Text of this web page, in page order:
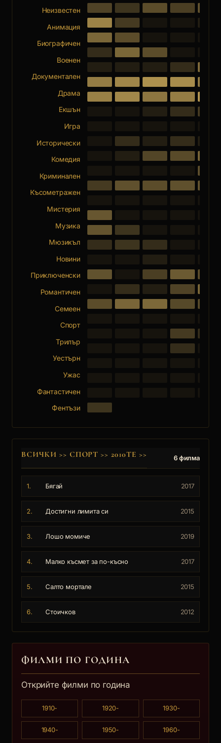
Неизвестен
Анимация
Биографичен
Военен
Документален
Драма
Екшън
Игра
Исторически
Комедия
Криминален
Късометражен
Мистерия
Музика
Мюзикъл
Новини
Приключенски
Романтичен
Семеен
Спорт
Трилър
Уестърн
Ужас
Фантастичен
Фентъзи
ВСИЧКИ >> СПОРТ >>2010ТЕ >> 6 филма
1. Бягай 2017
2. Достигни лимита си 2015
3. Лошо момиче 2019
4. Малко късмет за по-късно 2017
5. Салто мортале 2015
6. Стоичков 2012
ФИЛМИ ПО ГОДИНА
Открийте филми по година
1910- 1920- 1930-
1940- 1950- 1960-